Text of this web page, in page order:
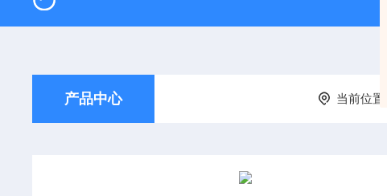
产品中心 当前位置